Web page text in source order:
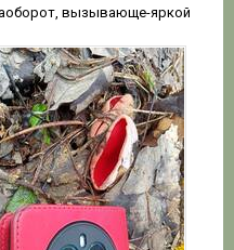
вызывающе-яркой